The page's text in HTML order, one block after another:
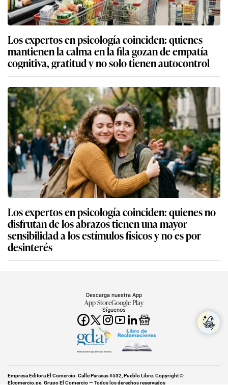
Los expertos en psicología coinciden: quienes
mantienen la calma en la fila gozan de empatía
cognitiva, gratitud y no solo tienen autocontrol
Los expertos en psicología coinciden: quienes no
disfrutan de los abrazos tienen una mayor
sensibilidad a los estímulos físicos y no es por
desinterés
Síguenos
Descarga nuestra App
App StoreGoogle Play
Miembro del Grupo de Diarios América
Empresa Editora El Comercio. Calle Paracas #532, Pueblo Libre. Copyright ©
Elcomercio.pe. Grupo El Comercio — Todos los derechos reservados